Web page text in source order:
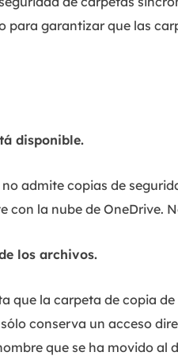
para garantizar que las
disponible.
admite copias de
con la nube de OneDrive.
los archivos.
que la carpeta de copia
conserva un acceso
que se ha movido al